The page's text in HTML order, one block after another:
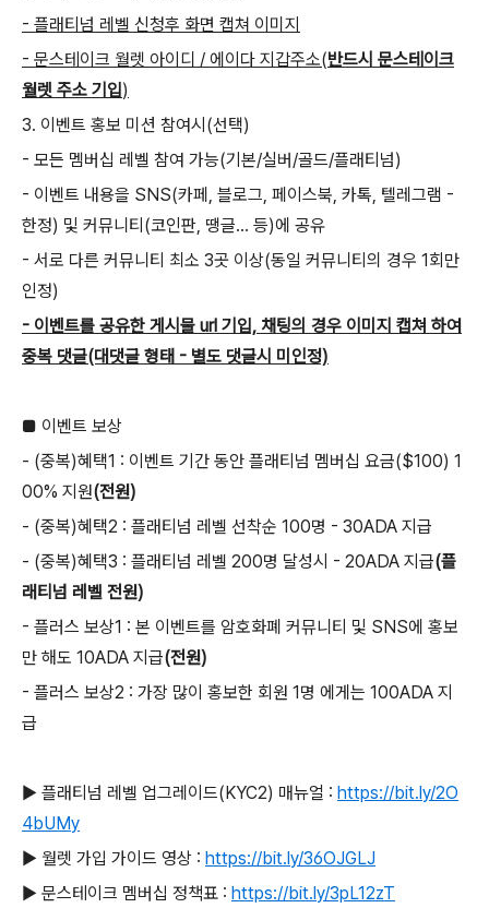
- 플래티넘 레벨 신청후 화면 캡쳐 이미지
- 문스테이크 월렛 아이디 / 에이다 지갑주소(반드시 문스테이크
월렛 주소 기입)
3. 이벤트 홍보 미션 참여시(선택)
- 모든 멤버십 레벨 참여 가능(기본/실버/골드/플래티넘)
- 이벤트 내용을 SNS(카페, 블로그, 페이스북, 카톡, 텔레그램 -
한정) 및 커뮤니티(코인판, 땡글... 등)에 공유
- 서로 다른 커뮤니티 최소 3곳 이상(동일 커뮤니티의 경우 1회만
인정)
- 이벤트를 공유한 게시물 url 기입, 채팅의 경우 이미지 캡쳐 하여
중복 댓글(대댓글 형태 - 별도 댓글시 미인정)
■ 이벤트 보상
- (중복)혜택1 : 이벤트 기간 동안 플래티넘 멤버십 요금($100) 1
00% 지원(전원)
- (중복)혜택2 : 플래티넘 레벨 선착순 100명 - 30ADA 지급
- (중복)혜택3 : 플래티넘 레벨 200명 달성시 - 20ADA 지급(플
래티넘 레벨 전원)
- 플러스 보상1 : 본 이벤트를 암호화폐 커뮤니티 및 SNS에 홍보
만 해도 10ADA 지급(전원)
- 플러스 보상2 : 가장 많이 홍보한 회원 1명 에게는 100ADA 지
급
▶ 플래티넘 레벨 업그레이드(KYC2) 매뉴얼 : https://bit.ly/2O
4bUMy
▶ 월렛 가입 가이드 영상 : https://bit.ly/36OJGLJ
▶ 문스테이크 멤버십 정책표 : https://bit.ly/3pL12zT